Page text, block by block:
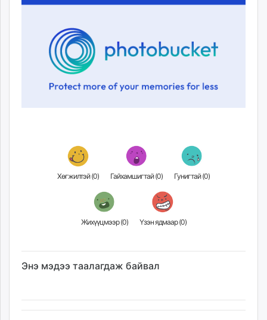
Хөгжилтэй (0) Гайхамшигтай (0) Гунигтай (0)
Жихүүцмээр (0) Үзэн ядмаар (0)
Энэ мэдээ таалагдаж байвал